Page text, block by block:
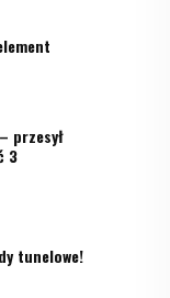
przesył
3
tunelowe!